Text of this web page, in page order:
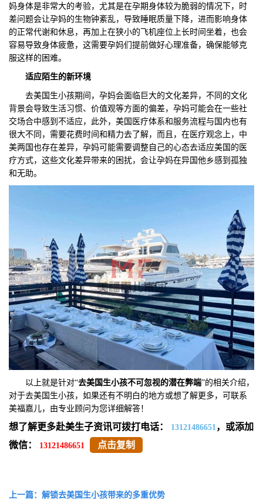
妈身体是非常大的考验，尤其是在孕期身体较为脆弱的情况下，时
差问题会让孕妈的生物钟紊乱，导致睡眠质量下降，进而影响身体
的正常代谢和休息，再加上在狭小的飞机座位上长时间坐着，也会
容易导致身体疲惫，这需要孕妈们提前做好心理准备，确保能够克
服这样的困难。
适应陌生的新环境
去美国生小孩期间，孕妈会面临巨大的文化差异，不同的文化
背景会导致生活习惯、价值观等方面的偏差，孕妈可能会在一些社
交场合中感到不适应，此外，美国医疗体系和服务流程与国内也有
很大不同，需要花费时间和精力去了解，而且，在医疗观念上，中
美两国也存在差异，孕妈可能需要调整自己的心态去适应美国的医
疗方式，这些文化差异带来的困扰，会让孕妈在异国他乡感到孤独
和无助。
以上就是针对“去美国生小孩不可忽视的潜在弊端”的相关介绍，
对于去美国生小孩，如果还有不明白的地方或想了解更多，可联系
美福嘉儿，由专业顾问为您详细解答！
想了解更多赴美生子资讯可拨打电话： 13121486651 ，或添加
微信：
13121486651 点击复制
上一篇：解锁去美国生小孩带来的多重优势